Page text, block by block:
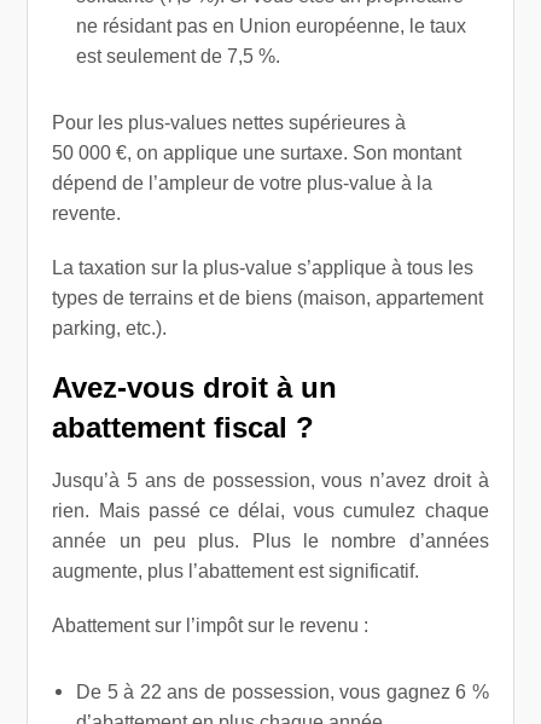
ne résidant pas en Union européenne, le taux
est seulement de 7,5 %.
Pour les plus-values nettes supérieures à
50 000 €, on applique une surtaxe. Son montant
dépend de l’ampleur de votre plus-value à la
revente.
La taxation sur la plus-value s’applique à tous les
types de terrains et de biens (maison, appartement
parking, etc.).
Avez-vous droit à un
abattement fiscal ?
Jusqu’à 5 ans de possession, vous n’avez droit à
rien. Mais passé ce délai, vous cumulez chaque
année un peu plus. Plus le nombre d’années
augmente, plus l’abattement est significatif.
Abattement sur l’impôt sur le revenu :
De 5 à 22 ans de possession, vous gagnez 6 %